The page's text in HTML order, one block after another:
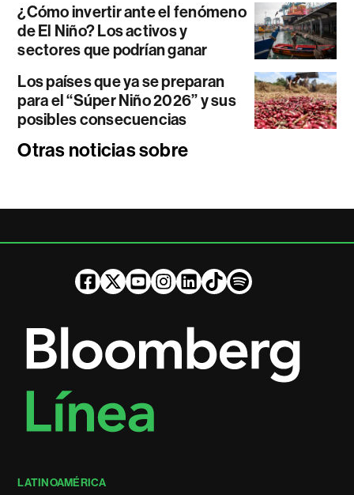
¿Cómo invertir ante el fenómeno
de El Niño? Los activos y
sectores que podrían ganar
Los países que ya se preparan
para el “Súper Niño 2026” y sus
posibles consecuencias
Otras noticias sobre
LATINOAMÉRICA